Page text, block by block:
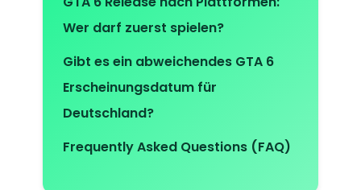
Wer darf zuerst spielen?
Gibt es ein abweichendes GTA 6
Erscheinungsdatum für
Deutschland?
Frequently Asked Questions (FAQ)